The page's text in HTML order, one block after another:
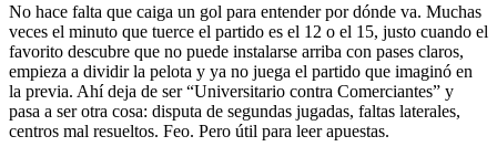
No hace falta que caiga un gol para entender por dónde va. Muchas
veces el minuto que tuerce el partido es el 12 o el 15, justo cuando el
favorito descubre que no puede instalarse arriba con pases claros,
empieza a dividir la pelota y ya no juega el partido que imaginó en
la previa. Ahí deja de ser “Universitario contra Comerciantes” y
pasa a ser otra cosa: disputa de segundas jugadas, faltas laterales,
centros mal resueltos. Feo. Pero útil para leer apuestas.